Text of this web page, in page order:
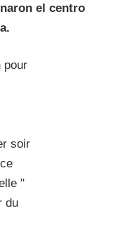
el centro
pour
soir
"
du